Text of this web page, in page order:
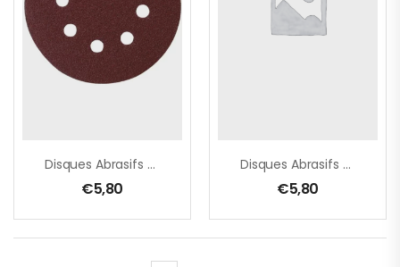
Disques Abrasifs Grain 40 Ø125 Mm Auto-Agrippant 8 Trous (bois/métal)
€5,80
Disques Abrasifs Grain 400 Ø125 Mm Auto-Agrippant 8 Trous (bois/métal)
€5,80